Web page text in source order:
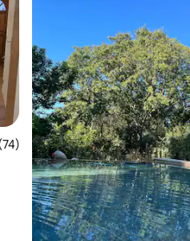
ocjena 4,99 od 5, recenzija: 74